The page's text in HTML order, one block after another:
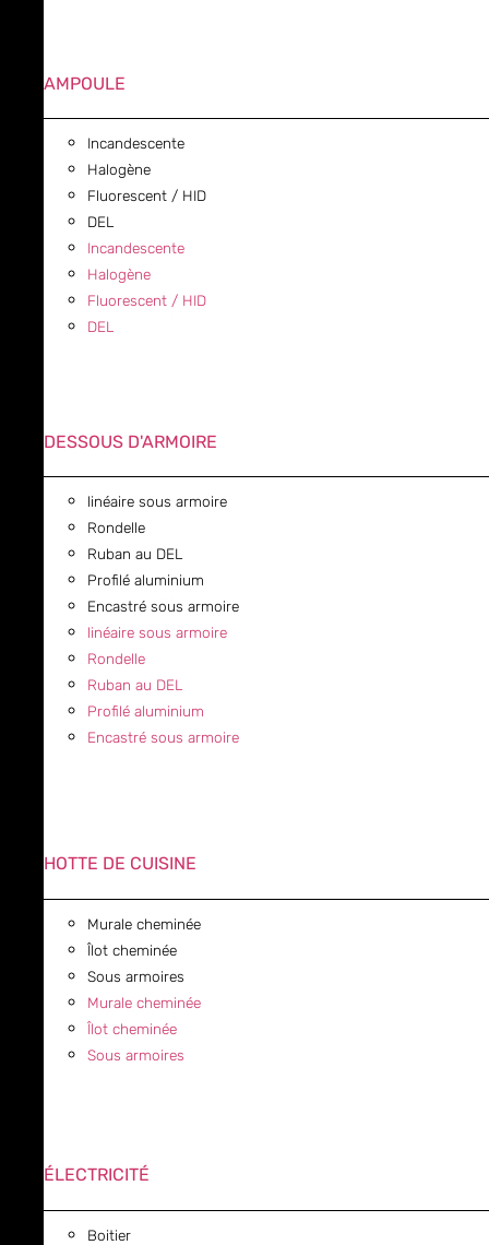
AMPOULE
Incandescente
Halogène
Fluorescent / HID
DEL
Incandescente
Halogène
Fluorescent / HID
DEL
DESSOUS D'ARMOIRE
linéaire sous armoire
Rondelle
Ruban au DEL
Profilé aluminium
Encastré sous armoire
linéaire sous armoire
Rondelle
Ruban au DEL
Profilé aluminium
Encastré sous armoire
HOTTE DE CUISINE
Murale cheminée
Îlot cheminée
Sous armoires
Murale cheminée
Îlot cheminée
Sous armoires
ÉLECTRICITÉ
Boitier